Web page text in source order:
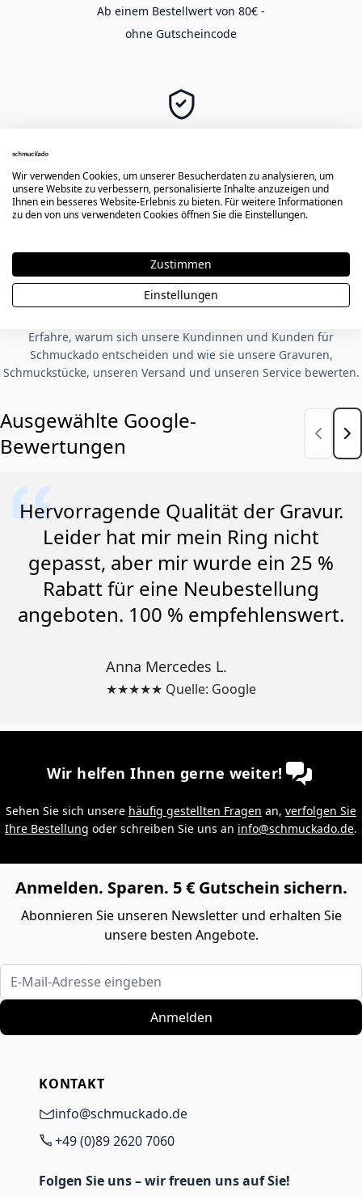
Ab einem Bestellwert von 80€ -
ohne Gutscheincode
sichere Zahlung & Käuferschutz
★★★★★
Kundenbewertungen zu Schmuckado
Erfahre, warum sich unsere Kundinnen und Kunden für
Schmuckado entscheiden und wie sie unsere Gravuren,
Schmuckstücke, unseren Versand und unseren Service bewerten.
Ausgewählte Google-
Bewertungen
Hervorragende Qualität der Gravur.
Leider hat mir mein Ring nicht
gepasst, aber mir wurde ein 25 %
Rabatt für eine Neubestellung
angeboten. 100 % empfehlenswert.
Anna Mercedes L.
★★★★★ Quelle: Google
Wir helfen Ihnen gerne weiter!
Sehen Sie sich unsere häufig gestellten Fragen an, verfolgen Sie
Ihre Bestellung oder schreiben Sie uns an info@schmuckado.de.
Anmelden. Sparen. 5 € Gutschein sichern.
Abonnieren Sie unseren Newsletter und erhalten Sie
unsere besten Angebote.
E-Mail-Adresse eingeben
Anmelden
KONTAKT
info@schmuckado.de
+49 (0)89 2620 7060
Folgen Sie uns – wir freuen uns auf Sie!
Wir verwenden Cookies, um unserer Besucherdaten zu analysieren, um
unsere Website zu verbessern, personalisierte Inhalte anzuzeigen und
Ihnen ein besseres Website-Erlebnis zu bieten. Für weitere Informationen
zu den von uns verwendeten Cookies öffnen Sie die Einstellungen.
Zustimmen
Einstellungen